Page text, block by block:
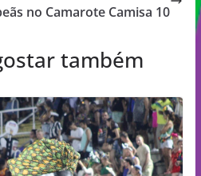
no Camarote Camisa 10
também